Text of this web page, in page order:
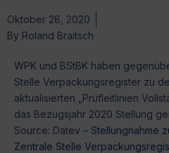
Oktober 28, 2020
By Roland Braitsch
WPK und BStBK haben
Stelle Verpackungsregister zu
aktualisierten „Prüfleitlinien
das Bezugsjahr 2020 Stellung
Source: Datev – Stellungnahme
Zentrale Stelle